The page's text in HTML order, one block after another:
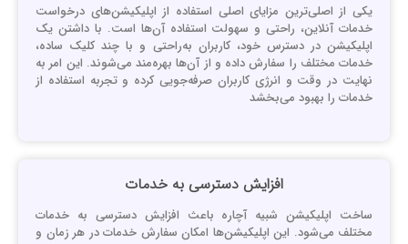
از اصلی‌ترین مزایای اصلی استفاده از اپلیکیشن‌های درخواست
آنلاین، راحتی و سهولت استفاده آن‌ها است. با داشتن یک
در دسترس خود، کاربران به‌راحتی و با چند کلیک ساده،
مختلف را سفارش داده و از آن‌ها بهره‌مند می‌شوند. این امر به
در وقت و انرژی کاربران صرفه‌جویی کرده و تجربه استفاده از
را بهبود می‌بخشد
افزایش دسترسی به خدمات
اپلیکیشن‌ شبیه آچاره باعث افزایش دسترسی به خدمات
می‌شود. این اپلیکیشن‌ها امکان سفارش خدمات در هر زمان و